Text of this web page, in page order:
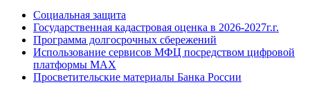
Социальная защита
Государственная кадастровая оценка в 2026-2027г.г.
Программа долгосрочных сбережений
Использование сервисов МФЦ посредством цифровой
платформы MAX
Просветительские материалы Банка России